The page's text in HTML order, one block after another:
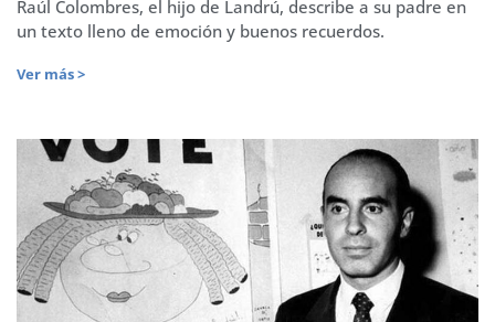
Raúl Colombres, el hijo de Landrú, describe a su padre en
un texto lleno de emoción y buenos recuerdos.
Ver más >